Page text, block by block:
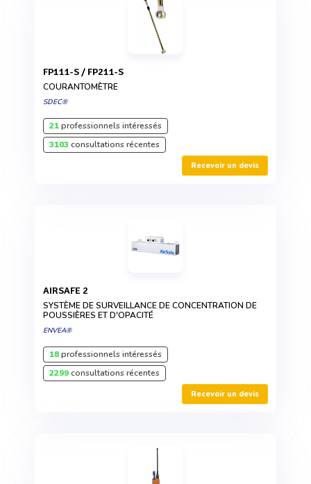
FP111-S / FP211-S
COURANTOMÈTRE
SDEC®
21professionnels intéressés
3103 consultations récentes
Recevoir un devis
AIRSAFE 2
SYSTÈME DE SURVEILLANCE DE CONCENTRATION DE
POUSSIÈRES ET D'OPACITÉ
ENVEA®
18professionnels intéressés
2299consultations récentes
Recevoir un devis